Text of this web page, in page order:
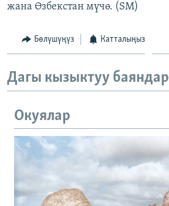
жана Өзбекстан мүчө. (SM)
Бөлүшүңүз Катталыңыз
Дагы кызыктуу баяндар
Окуялар